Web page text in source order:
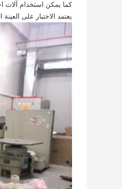
كما يمكن استخدام آلات
يعتمد الاختبار على